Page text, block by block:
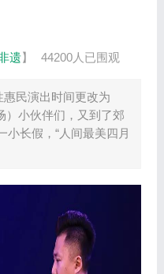
遗】 44200人已围观
民演出时间更改为
）小伙伴们，又到了郊
小长假，“人间最美四月